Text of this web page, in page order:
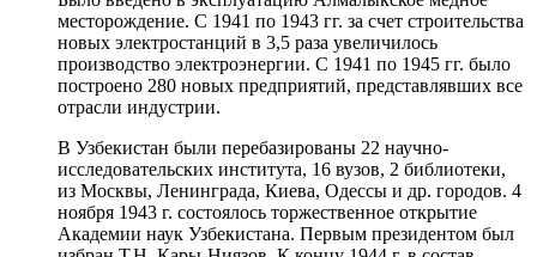
месторождение. С 1941 по 1943 гг. за счет строительства
новых электростанций в 3,5 раза увеличилось
производство электроэнергии. С 1941 по 1945 гг. было
построено 280 новых предприятий, представлявших все
отрасли индустрии.
В Узбекистан были перебазированы 22 научно-
исследовательских института, 16 вузов, 2 библиотеки,
из Москвы, Ленинграда, Киева, Одессы и др. городов. 4
ноября 1943 г. состоялось торжественное открытие
Академии наук Узбекистана. Первым президентом был